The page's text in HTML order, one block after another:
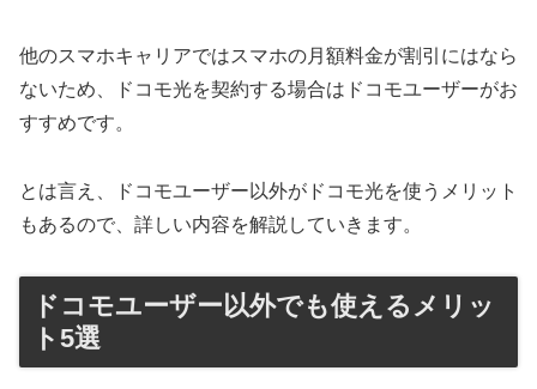
他のスマホキャリアではスマホの月額料金が割引にはなら
ないため、ドコモ光を契約する場合はドコモユーザーがお
すすめです。
とは言え、ドコモユーザー以外がドコモ光を使うメリット
もあるので、詳しい内容を解説していきます。
ドコモユーザー以外でも使えるメリッ
ト5選